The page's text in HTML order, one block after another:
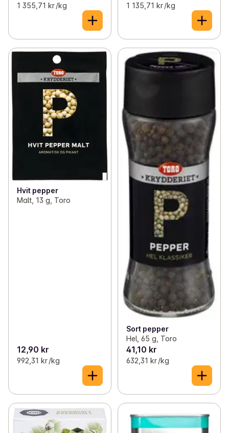
1 355,71 kr /kg 1 135,71 kr /kg
Hvit pepper
Malt, 13 g, Toro
12,90 kr
992,31 kr /kg
Sort pepper
Hel, 65 g, Toro
41,10 kr
632,31 kr /kg